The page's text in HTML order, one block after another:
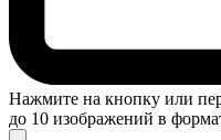
Нажмите на кнопку или
до 10 изображений в